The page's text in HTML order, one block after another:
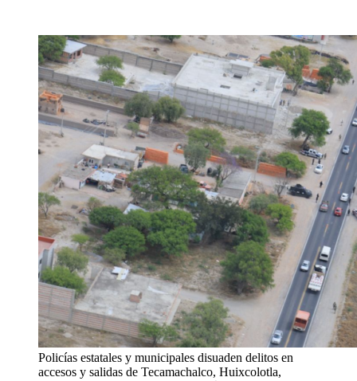
Policías estatales y municipales disuaden delitos en
accesos y salidas de Tecamachalco, Huixcolotla,